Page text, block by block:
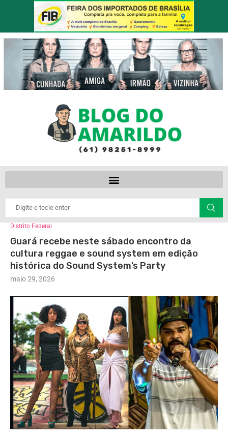
Distrito Federal
Guará recebe neste sábado encontro da
cultura reggae e sound system em edição
histórica do Sound System’s Party
maio 29, 2026